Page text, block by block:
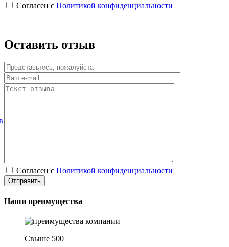
Согласен с Политикой конфиденциальности
Оставить отзыв
Согласен с Политикой конфиденциальности
Наши преимущества
Свыше 500